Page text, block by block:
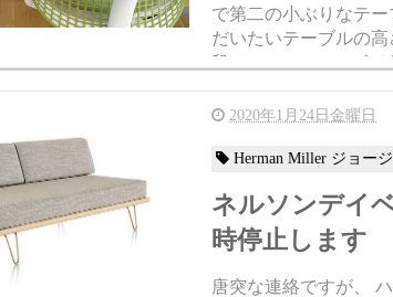
で第二の小ぶりなテー
だいたいテーブルの
段はH735mm) ちょうど座って使う人には高さ的
に良しです
2020年1月24日金曜日
Herman Miller ジョー
ネルソンデイ
時停止します
唐突な連絡ですが、